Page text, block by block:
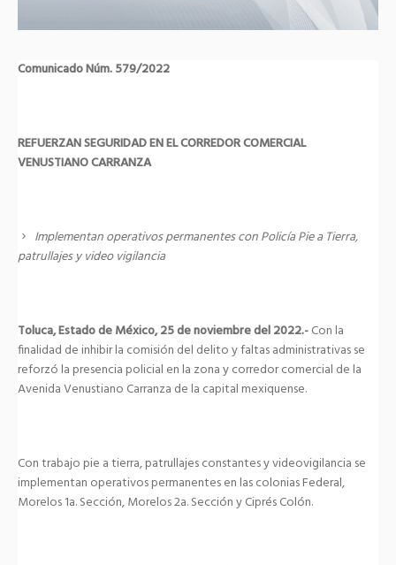
Comunicado Núm. 579/2022
REFUERZAN SEGURIDAD EN EL CORREDOR COMERCIAL
VENUSTIANO CARRANZA
Implementan operativos permanentes con Policía Pie a Tierra,
patrullajes y video vigilancia
Toluca, Estado de México, 25 de noviembre del 2022.-Con la
finalidad de inhibir la comisión del delito y faltas administrativas se
reforzó la presencia policial en la zona y corredor comercial de la
Avenida Venustiano Carranza de la capital mexiquense.
Con trabajo pie a tierra, patrullajes constantes y videovigilancia se
implementan operativos permanentes en las colonias Federal,
Morelos 1a. Sección, Morelos 2a. Sección y Ciprés Colón.